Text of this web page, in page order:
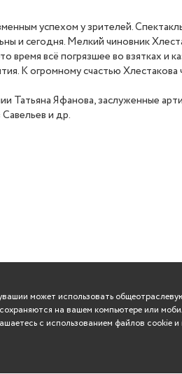
успехом у зрителей.
и сегодня. Мелкий чиновник
всё погрязшее во взятках и
К огромному счастью
Татьяна Яфанова, заслуженные
и др.
может использовать
на вашем компьютере или
с использованием файлов cookie и